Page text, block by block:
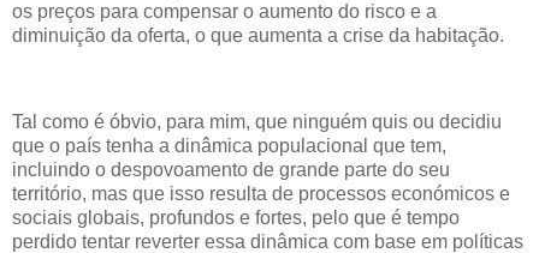
os preços para compensar o aumento do risco e a
diminuição da oferta, o que aumenta a crise da habitação.
Tal como é óbvio, para mim, que ninguém quis ou decidiu
que o país tenha a dinâmica populacional que tem,
incluindo o despovoamento de grande parte do seu
território, mas que isso resulta de processos económicos e
sociais globais, profundos e fortes, pelo que é tempo
perdido tentar reverter essa dinâmica com base em políticas